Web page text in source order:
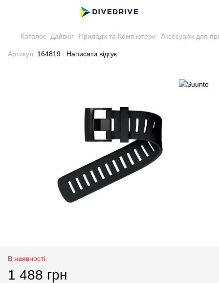
Каталог Дайвінг Прилади та Комп'ютери Аксесуари для
Артикул: 164819 Написати відгук
В наявності
1 488 грн